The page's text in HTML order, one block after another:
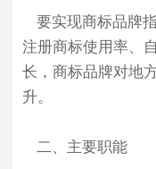
要实现商标品牌
注册商标使用率、
长，商标品牌对地
升。
二、主要职能